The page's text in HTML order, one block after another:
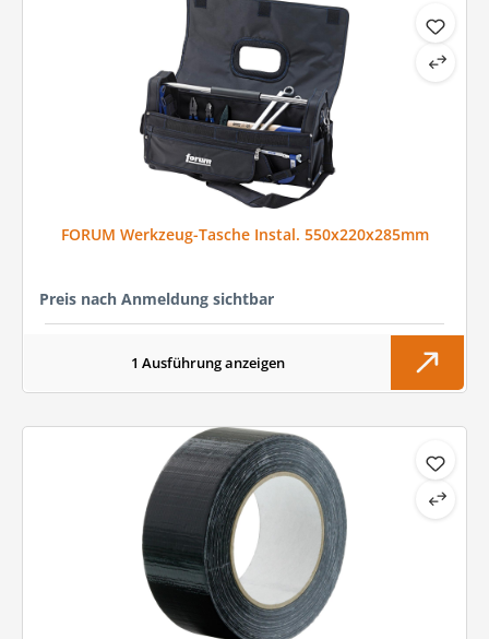
FORUM Werkzeug-Tasche Instal. 550x220x285mm
Preis nach Anmeldung sichtbar
1 Ausführung anzeigen